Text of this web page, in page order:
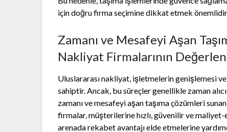
için doğru firma seçimine dikkat etmek
Zamanı ve Mesafeyi Aşan
Nakliyat Firmalarının
Uluslararası nakliyat, işletmelerin genişlemesi
sahiptir. Ancak, bu süreçler genellikle zaman
zamanı ve mesafeyi aşan taşıma çözümleri
firmalar, müşterilerine hızlı, güvenilir ve
arenada rekabet avantajı elde etmelerine